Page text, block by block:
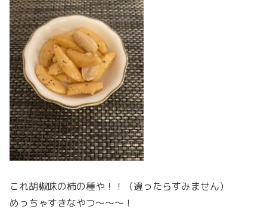
これ胡椒味の柿の種や！！（違ったらすみません）
めっちゃすきなやつ～～～！